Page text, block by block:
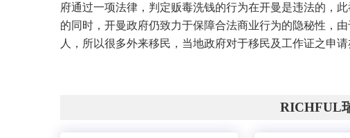
府通过一项法律，判定贩毒洗钱的行为在开曼是违法的，
的同时，开曼政府仍致力于保障合法商业行为的隐秘性，
人，所以很多外来移民，当地政府对于移民及工作证之申请
RICHFUL